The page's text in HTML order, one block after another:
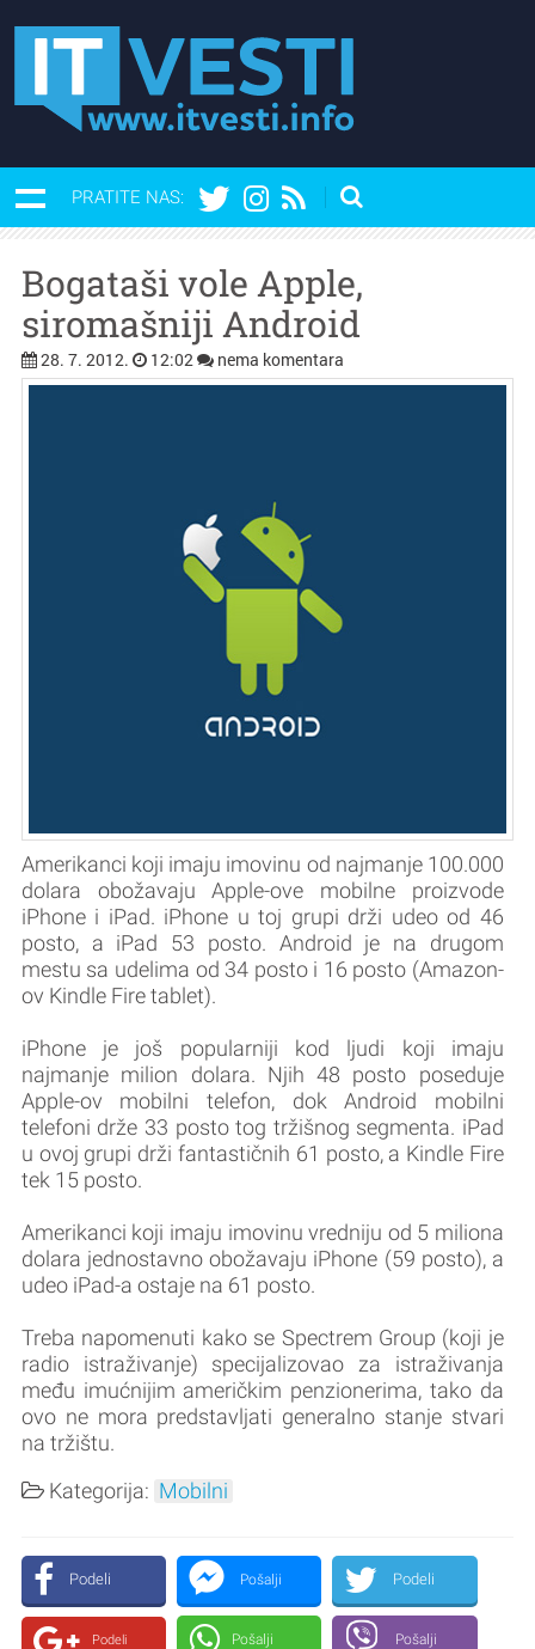
PRATITE NAS:
Bogataši vole Apple,
siromašniji Android
28. 7. 2012. 12:02 nema komentara
Amerikanci koji imaju imovinu od najmanje 100.000
dolara obožavaju Apple-ove mobilne proizvode
iPhone i iPad. iPhone u toj grupi drži udeo od 46
posto, a iPad 53 posto. Android je na drugom
mestu sa udelima od 34 posto i 16 posto (Amazon-
ov Kindle Fire tablet).
iPhone je još popularniji kod ljudi koji imaju
najmanje milion dolara. Njih 48 posto poseduje
Apple-ov mobilni telefon, dok Android mobilni
telefoni drže 33 posto tog tržišnog segmenta. iPad
u ovoj grupi drži fantastičnih 61 posto, a Kindle Fire
tek 15 posto.
Amerikanci koji imaju imovinu vredniju od 5 miliona
dolara jednostavno obožavaju iPhone (59 posto), a
udeo iPad-a ostaje na 61 posto.
Treba napomenuti kako se Spectrem Group (koji je
radio istraživanje) specijalizovao za istraživanja
među imućnijim američkim penzionerima, tako da
ovo ne mora predstavljati generalno stanje stvari
na tržištu.
Kategorija: Mobilni
Podeli Pošalji Podeli
Podeli Pošalji Pošalji